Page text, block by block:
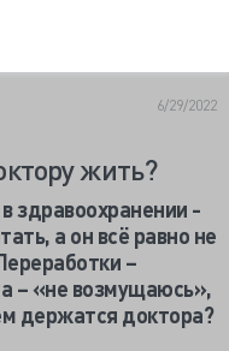
6/29/2022
жить?
здравоохранении -
а он всё равно не
–
– «не возмущаюсь»,
держатся доктора?